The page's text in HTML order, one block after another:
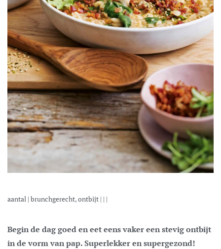
aantal | brunchgerecht, ontbijt | | |
Begin de dag goed en eet eens vaker een stevig ontbijt
in de vorm van pap. Superlekker en supergezond!